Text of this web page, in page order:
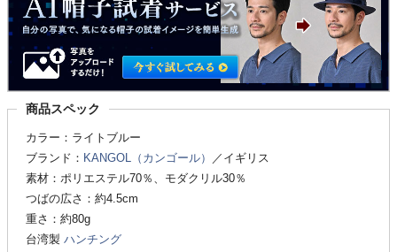
商品スペック
カラー：ライトブルー
ブランド： KANGOL（カンゴール）
／イギリス
素材：ポリエステル70％、モダクリル30％
つばの広さ：約4.5cm
重さ：約80g
台湾製 ハンチング